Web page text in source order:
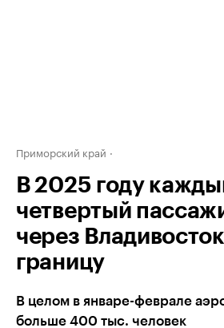
Приморский край
В 2025 году
четвертый
через
границу
В целом в январе-феврале
больше 400 тыс. человек